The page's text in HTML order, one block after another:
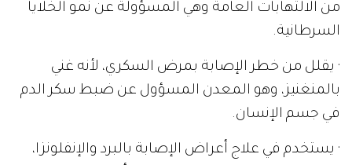
من الالتهابات العامة وهي المسؤولة عن نمو الخلايا
السرطانية.
· يقلل من خطر الإصابة بمرض السكري، لأنه غني
بالمنغنيز، وهو المعدن المسؤول عن ضبط سكر الدم
في جسم الإنسان.
· يستخدم في علاج أعراض الإصابة بالبرد والإنفلونزا،